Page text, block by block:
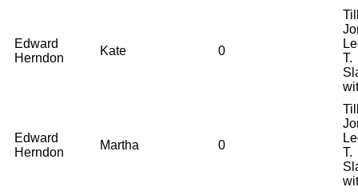
Edward
Herndon
Kate 0
T.
Edward
Herndon
Martha 0
T.